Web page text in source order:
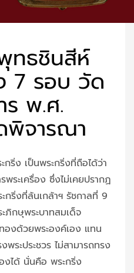
ทธชินสีห์
7 รอบ วัด
ร พ.ศ.
พิจารณา
ริ่ง เป็นพระกริ่งที่ถือได้ว่า
ระเครื่อง ซึ่งไม่เคยปรากฏ
กริ่งที่ล้นเกล้าฯ รัชกาลที่ 9
ภิกษุพระบาทสมเด็จ
องด้วยพระองค์เอง แทน
พระประชวร ไม่สามารถทรง
งได้ นั่นคือ พระกริ่ง